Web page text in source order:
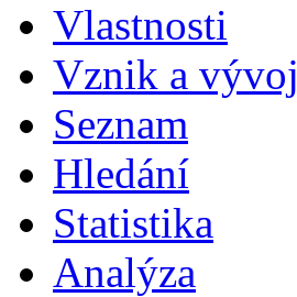
Vlastnosti
Vznik a vývoj
Seznam
Hledání
Statistika
Analýza